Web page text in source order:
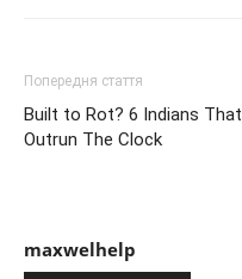
Попередня стаття
Built to Rot? 6 Indians That
Outrun The Clock
maxwelhelp